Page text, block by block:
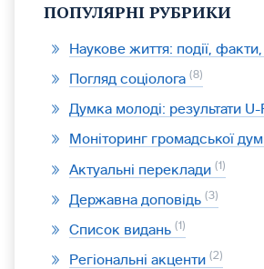
ПОПУЛЯРНІ РУБРИКИ
Наукове життя: події, факти,
Погляд соціолога 8
Думка молоді: результати
Моніторинг громадської
Актуальні переклади 1
Державна доповідь 3
Список видань 1
Регіональні акценти 2